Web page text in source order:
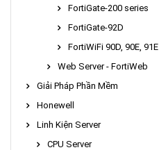
FortiGate-200 series
FortiGate-92D
FortiWiFi 90D, 90E, 91E
Web Server - FortiWeb
Giải Pháp Phần Mềm
Honewell
Linh Kiện Server
CPU Server